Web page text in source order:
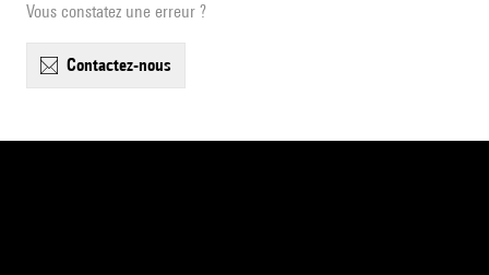
Vous constatez une erreur ?
contactez-nous